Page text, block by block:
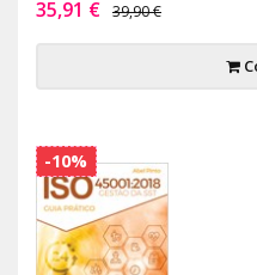
35,91 € 39,90 €
-10%